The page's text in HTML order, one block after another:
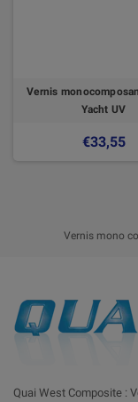
Vernis
Yacht UV
€33,55
Vernis mono
Quai West Composite :